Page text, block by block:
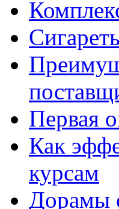
Первая
Как
курсам
Дорамы